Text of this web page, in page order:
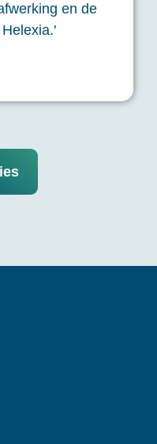
en de